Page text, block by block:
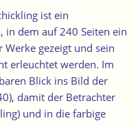
ist ein
in dem auf 240 Seiten ein
gezeigt und sein
erleuchtet werden. Im
Blick ins Bild der
damit der Betrachter
und in die farbige